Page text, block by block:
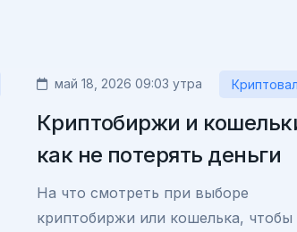
май 18, 2026 09:03 утра
Криптобиржи и
как не потерять деньги
На что смотреть при выборе
криптобиржи или кошелька, чтобы